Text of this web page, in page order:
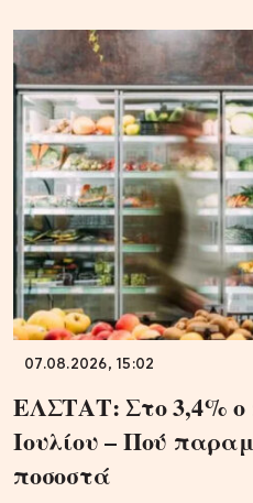
07.08.2026, 15:02
ΕΛΣΤΑΤ: Στο 3,4% ο
Ιουλίου – Πού
ποσοστά